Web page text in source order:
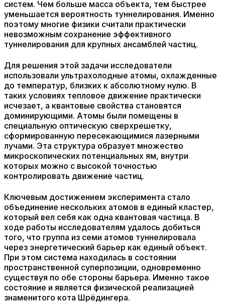
систем. Чем больше масса объекта, тем быстрее
уменьшается вероятность туннелирования. Именно
поэтому многие физики считали практически
невозможным сохранение эффективного
туннелирования для крупных ансамблей частиц.
Для решения этой задачи исследователи
использовали ультрахолодные атомы, охлажденные
до температур, близких к абсолютному нулю. В
таких условиях тепловое движение практически
исчезает, а квантовые свойства становятся
доминирующими. Атомы были помещены в
специальную оптическую сверхрешетку,
сформированную пересекающимися лазерными
лучами. Эта структура образует множество
микроскопических потенциальных ям, внутри
которых можно с высокой точностью
контролировать движение частиц.
Ключевым достижением эксперимента стало
объединение нескольких атомов в единый кластер,
который вел себя как одна квантовая частица. В
ходе работы исследователям удалось добиться
того, что группа из семи атомов туннелировала
через энергетический барьер как единый объект.
При этом система находилась в состоянии
пространственной суперпозиции, одновременно
существуя по обе стороны барьера. Именно такое
состояние и является физической реализацией
знаменитого кота Шрёдингера.